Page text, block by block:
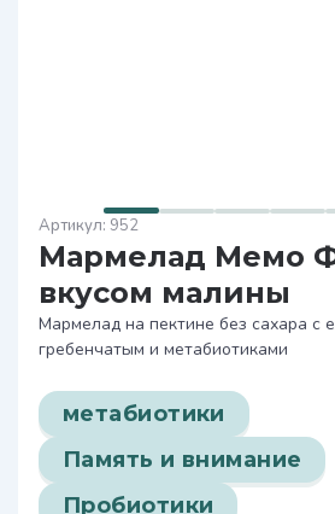
Мармелад Мемо
вкусом малины
Мармелад на пектине без сахара с
гребенчатым и метабиотиками
952
метабиотики
Память и внимание
Пробиотики